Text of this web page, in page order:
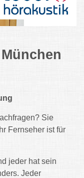
Sie
Fernseher ist für
jeder hat sein
Jeder